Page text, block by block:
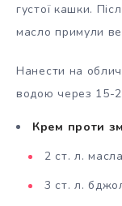
густої кашки.
масло примули
Нанести на
водою через 15-
Крем проти
2 ст. л.
3 ст. л.